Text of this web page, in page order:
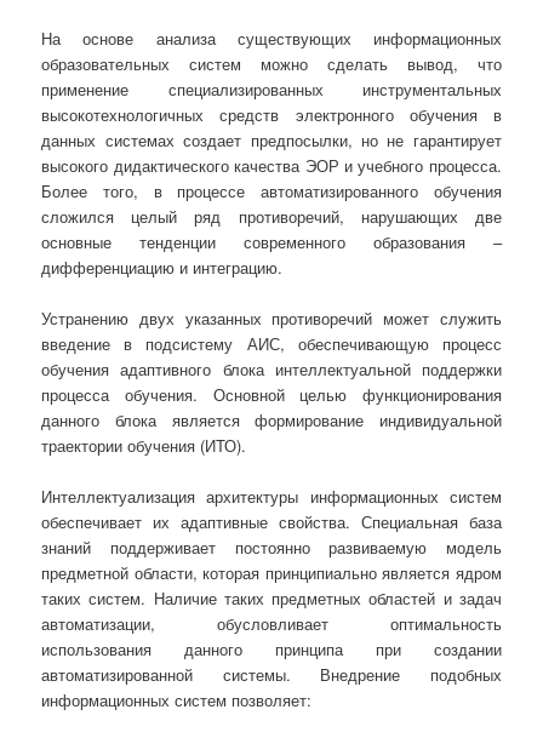
На основе анализа существующих информационных
образовательных систем можно сделать вывод, что
применение специализированных инструментальных
высокотехнологичных средств электронного обучения в
данных системах создает предпосылки, но не гарантирует
высокого дидактического качества ЭОР и учебного процесса.
Более того, в процессе автоматизированного обучения
сложился целый ряд противоречий, нарушающих две
основные тенденции современного образования –
дифференциацию и интеграцию.
Устранению двух указанных противоречий может служить
введение в подсистему АИС, обеспечивающую процесс
обучения адаптивного блока интеллектуальной поддержки
процесса обучения. Основной целью функционирования
данного блока является формирование индивидуальной
траектории обучения (ИТО).
Интеллектуализация архитектуры информационных систем
обеспечивает их адаптивные свойства. Специальная база
знаний поддерживает постоянно развиваемую модель
предметной области, которая принципиально является ядром
таких систем. Наличие таких предметных областей и задач
автоматизации, обусловливает оптимальность
использования данного принципа при создании
автоматизированной системы. Внедрение подобных
информационных систем позволяет: